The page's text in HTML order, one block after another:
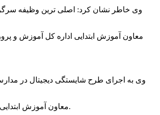
وی خاطر نشان کرد: اصلی ترین وظیفه
معاون آموزش ابتدایی اداره کل آموزش و
معاون آموزش ابتدایی اداره کل آموزش و پرورش استان اردبیل گفت که تمام فعالیت ها و برنامه ریزی های دوره ابتدایی در محور و چهارچوب برنامه های درسی و کتب درسی است.